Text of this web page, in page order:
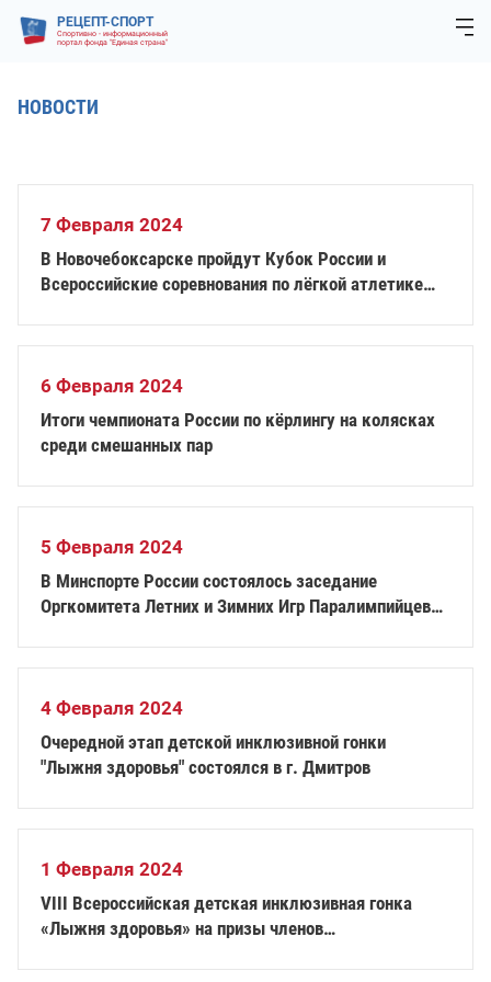
РЕЦЕПТ-СПОРТ
Спортивно - информационный
портал фонда "Единая страна"
НОВОСТИ
7 Февраля 2024
В Новочебоксарске пройдут Кубок России и
Всероссийские соревнования по лёгкой атлетике
6 Февраля 2024
Итоги чемпионата России по кёрлингу на колясках
среди смешанных пар
5 Февраля 2024
В Минспорте России состоялось заседание
Оргкомитета Летних и Зимних Игр Паралимпийцев
4 Февраля 2024
Очередной этап детской инклюзивной гонки
"Лыжня здоровья" состоялся в г. Дмитров
1 Февраля 2024
VIII Всероссийская детская инклюзивная гонка
«Лыжня здоровья» на призы членов